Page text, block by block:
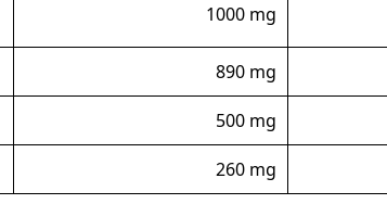
1000 mg
890 mg
500 mg
260 mg